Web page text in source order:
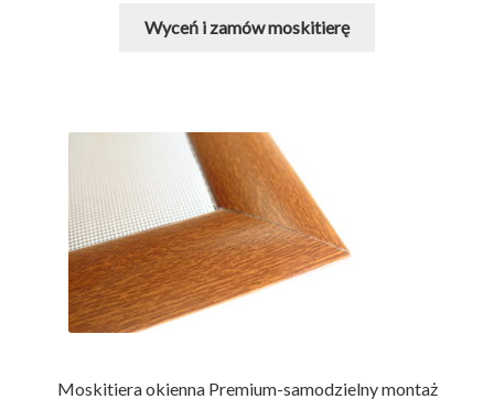
Wyceń i zamów moskitierę
Moskitiera okienna Premium-samodzielny montaż